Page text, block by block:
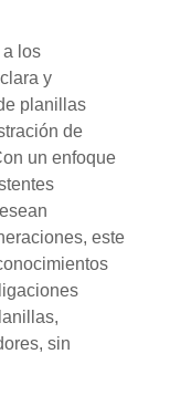
a los
y
planillas
de
un enfoque
este
sin